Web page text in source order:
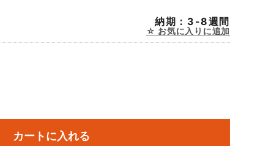
納期：3-8週間
お気に入りに追加
カートに入れる